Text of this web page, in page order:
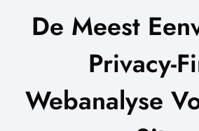
De Meest
Privacy-
Webanalyse